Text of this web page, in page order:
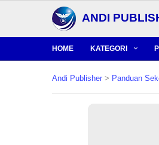
ANDI
HOME KATEGORI
Andi Publisher > Panduan